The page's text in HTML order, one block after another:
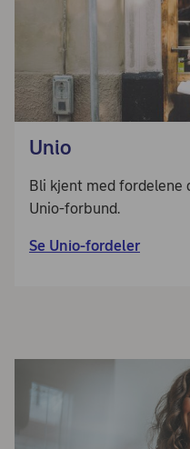
Unio
Bli kjent med fordelene
Unio-forbund.
Se Unio-fordeler